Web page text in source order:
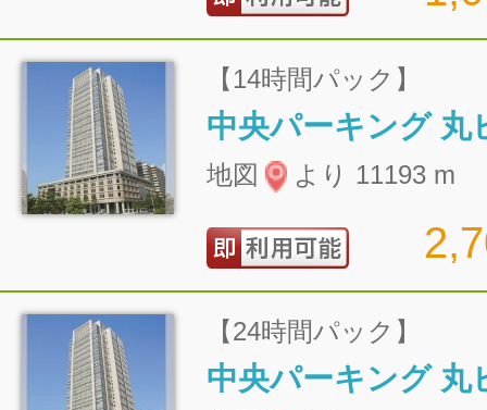
【14時間パック】
地図 より 11193 m
【24時間パック】